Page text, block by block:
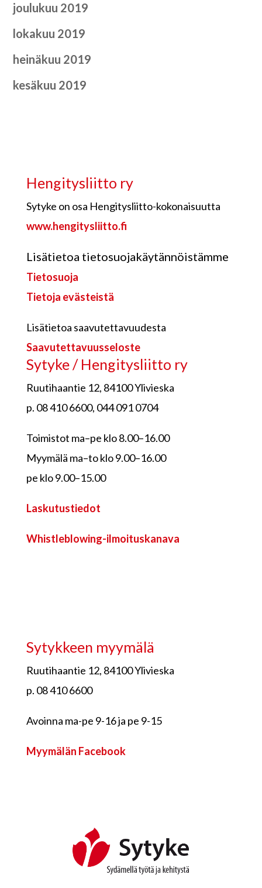
joulukuu 2019
lokakuu 2019
heinäkuu 2019
kesäkuu 2019
Hengitysliitto ry
Sytyke on osa Hengitysliitto-kokonaisuutta
www.hengitysliitto.fi
Lisätietoa tietosuojakäytännöistämme
Tietosuoja
Tietoja evästeistä
Lisätietoa saavutettavuudesta
Saavutettavuusseloste
Sytyke / Hengitysliitto ry
Ruutihaantie 12, 84100 Ylivieska
p. 08 410 6600, 044 091 0704
Toimistot ma–pe klo 8.00–16.00
Myymälä ma–to klo 9.00–16.00
pe klo 9.00–15.00
Laskutustiedot
Whistleblowing-ilmoituskanava
Sytykkeen myymälä
Ruutihaantie 12, 84100 Ylivieska
p. 08 410 6600
Avoinna ma-pe 9-16 ja pe 9-15
Myymälän Facebook